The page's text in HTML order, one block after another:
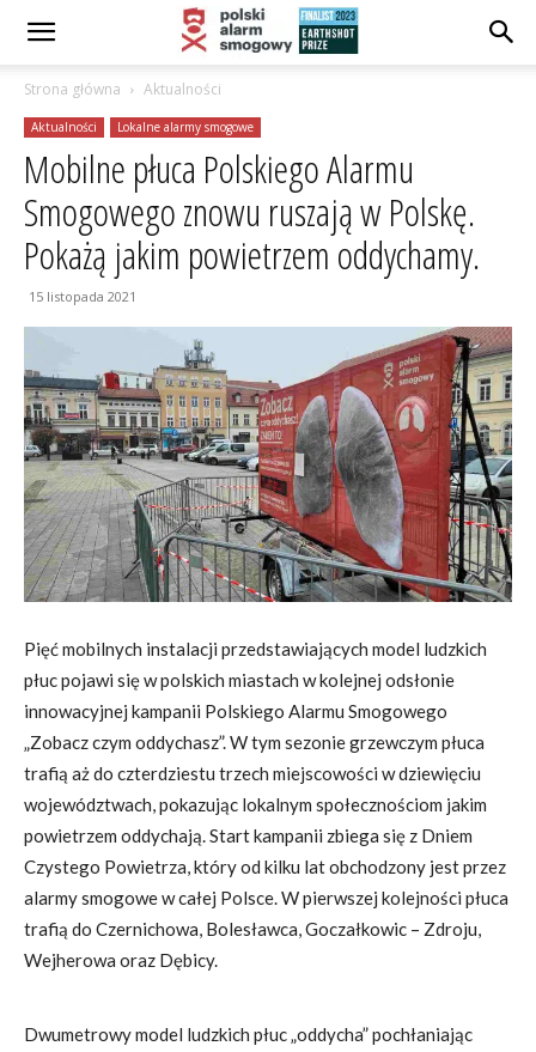
Strona główna Aktualności
Aktualności Lokalne alarmy smogowe
Mobilne płuca Polskiego Alarmu
Smogowego znowu ruszają w Polskę.
Pokażą jakim powietrzem oddychamy.
15 listopada 2021
Pięć mobilnych instalacji przedstawiających model ludzkich
płuc pojawi się w polskich miastach w kolejnej odsłonie
innowacyjnej kampanii Polskiego Alarmu Smogowego
„Zobacz czym oddychasz”. W tym sezonie grzewczym płuca
trafią aż do czterdziestu trzech miejscowości w dziewięciu
województwach, pokazując lokalnym społecznościom jakim
powietrzem oddychają. Start kampanii zbiega się z Dniem
Czystego Powietrza, który od kilku lat obchodzony jest przez
alarmy smogowe w całej Polsce. W pierwszej kolejności płuca
trafią do Czernichowa, Bolesławca, Goczałkowic – Zdroju,
Wejherowa oraz Dębicy.
Dwumetrowy model ludzkich płuc „oddycha” pochłaniając